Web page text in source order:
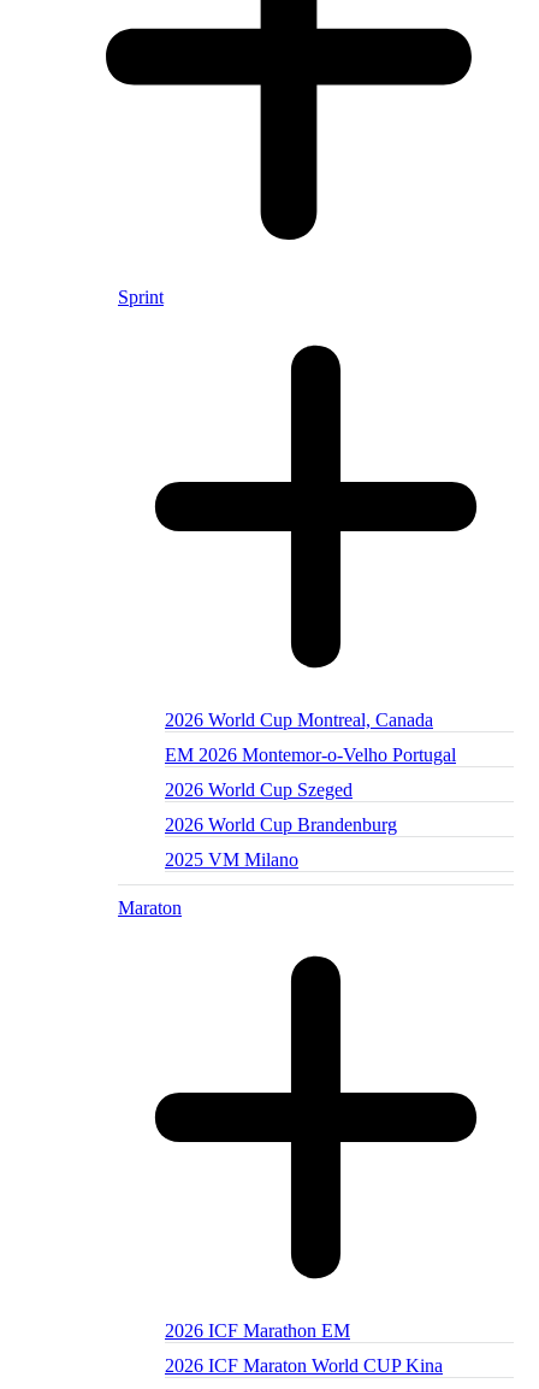
Sprint
2026 World Cup Montreal, Canada
EM 2026 Montemor-o-Velho Portugal
2026 World Cup Szeged
2026 World Cup Brandenburg
2025 VM Milano
Maraton
2026 ICF Marathon EM
2026 ICF Maraton World CUP Kina